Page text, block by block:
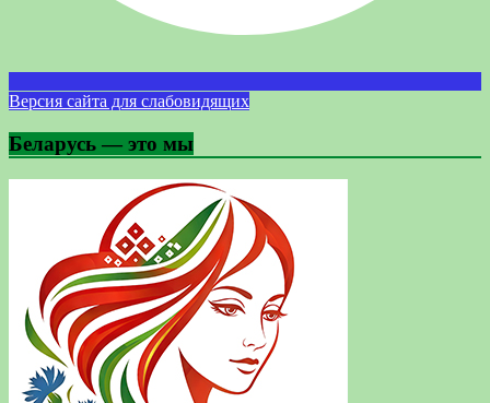
Версия сайта для слабовидящих
Беларусь — это мы